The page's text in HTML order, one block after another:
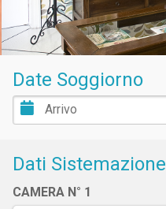
Date Soggiorno
Dati Sistemazione
CAMERA N° 1